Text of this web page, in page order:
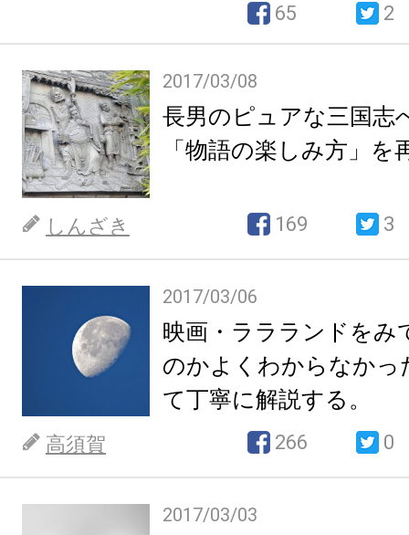
65
2
2017/03/08
長男のピュアな三国志
「物語の楽しみ方」を
しんざき 169 3
2017/03/06
映画・ララランドをみ
のかよくわからなかっ
て丁寧に解説する。
高須賀 266 0
2017/03/03